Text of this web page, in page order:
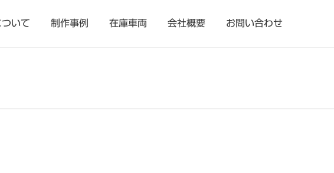
いて 制作事例 在庫車両 会社概要 お問い合わせ